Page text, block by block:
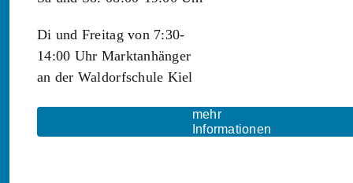
Di und Freitag von 7:30-
14:00 Uhr Marktanhänger
an der Waldorfschule Kiel
mehr
Informationen